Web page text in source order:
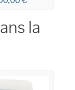
la